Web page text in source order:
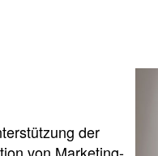
der